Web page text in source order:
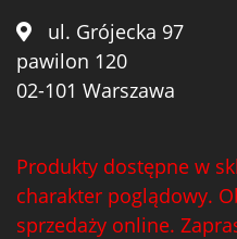
ul. Grójecka 97
pawilon 120
02-101 Warszawa
Produkty dostępne w
charakter poglądowy.
sprzedaży online.